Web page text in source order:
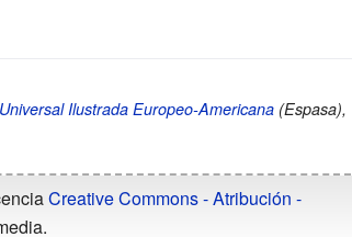
Ilustrada Europeo-Americana(Espasa),
Creative Commons - Atribución -